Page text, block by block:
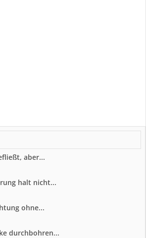
aber...
halt nicht...
ohne...
durchbohren...